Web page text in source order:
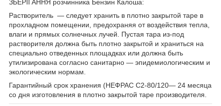
ЗБЕРІГАННЯ розчинника Бензин Калоша:
Растворитель — следует хранить в плотно закрытой таре в
прохладном помещении, предохраняя от воздействия тепла,
влаги и прямых солнечных лучей. Пустая тара из-под
растворителя должна быть плотно закрытой и храниться на
специально отведенных площадках или должна быть
утилизирована согласно санитарно — эпидемиологическим и
экологическим нормам.
Гарантийный срок хранения (НЕФРАС С2-80/120— 24 месяца
со дня изготовления в плотно закрытой таре производителя.